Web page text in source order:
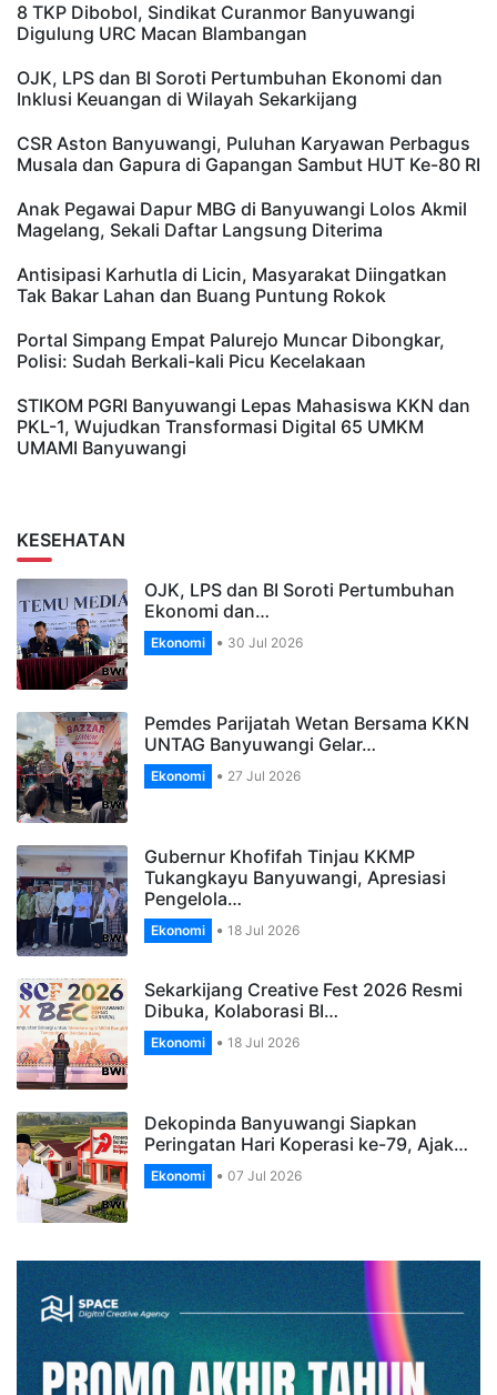
8 TKP Dibobol, Sindikat Curanmor Banyuwangi
Digulung URC Macan Blambangan
OJK, LPS dan BI Soroti Pertumbuhan Ekonomi dan
Inklusi Keuangan di Wilayah Sekarkijang
CSR Aston Banyuwangi, Puluhan Karyawan Perbagus
Musala dan Gapura di Gapangan Sambut HUT Ke-80 RI
Anak Pegawai Dapur MBG di Banyuwangi Lolos Akmil
Magelang, Sekali Daftar Langsung Diterima
Antisipasi Karhutla di Licin, Masyarakat Diingatkan
Tak Bakar Lahan dan Buang Puntung Rokok
Portal Simpang Empat Palurejo Muncar Dibongkar,
Polisi: Sudah Berkali-kali Picu Kecelakaan
STIKOM PGRI Banyuwangi Lepas Mahasiswa KKN dan
PKL-1, Wujudkan Transformasi Digital 65 UMKM
UMAMI Banyuwangi
KESEHATAN
OJK, LPS dan BI Soroti Pertumbuhan
Ekonomi dan…
Ekonomi 30 Jul 2026
Pemdes Parijatah Wetan Bersama KKN
UNTAG Banyuwangi Gelar…
Ekonomi 27 Jul 2026
Gubernur Khofifah Tinjau KKMP
Tukangkayu Banyuwangi, Apresiasi
Pengelola…
Ekonomi 18 Jul 2026
Sekarkijang Creative Fest 2026 Resmi
Dibuka, Kolaborasi BI…
Ekonomi 18 Jul 2026
Dekopinda Banyuwangi Siapkan
Peringatan Hari Koperasi ke-79, Ajak…
Ekonomi 07 Jul 2026